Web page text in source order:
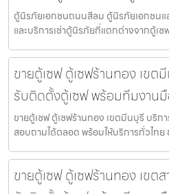
ตู้นิรภัยเอกชนถนนสีลม ตู้นิรภัยเอกชนแ
และบริการเช่าตู้นิรภัยที่แตกต่างจากตู้เซ
ขายตู้เซฟ ตู้เซฟร้านทอง เขต
รับติดตั้งตู้เซฟ พร้อมทีมงาน
ขายตู้เซฟ ตู้เซฟร้านทอง เขตมีนบุรี บริ
สอบถามได้ตลอด พร้อมให้บริการทั่วไทย
ขายตู้เซฟ ตู้เซฟร้านทอง เขต